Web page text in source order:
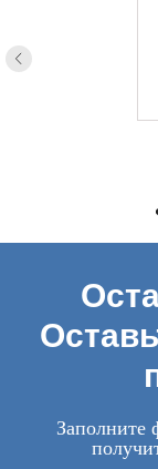
Заполните